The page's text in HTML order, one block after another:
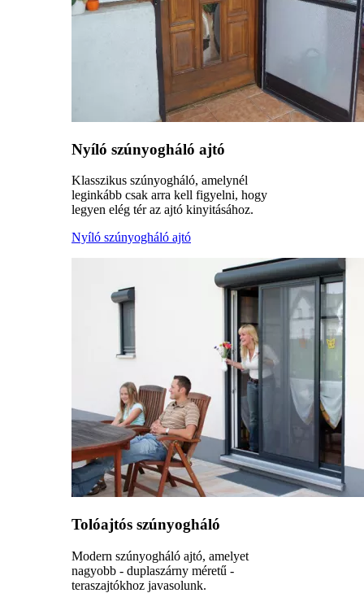
Nyíló szúnyogháló ajtó
Klasszikus szúnyogháló, amelynél
leginkább csak arra kell figyelni, hogy
legyen elég tér az ajtó kinyitásához.
Nyíló szúnyogháló ajtó
Tolóajtós szúnyogháló
Modern szúnyogháló ajtó, amelyet
nagyobb - duplaszárny méretű -
teraszajtókhoz javasolunk.